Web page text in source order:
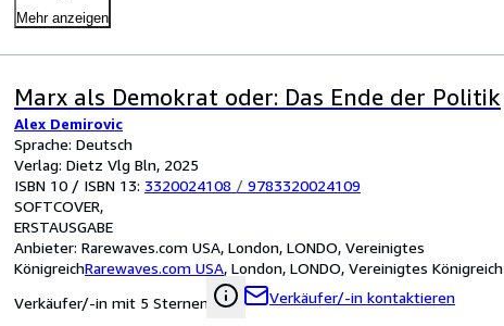
Mehr anzeigen
Marx als Demokrat oder: Das Ende der Politik
Alex Demirovic
Sprache: Deutsch
Verlag: Dietz Vlg Bln, 2025
ISBN 10 / ISBN 13: 3320024108 / 9783320024109
SOFTCOVER
ERSTAUSGABE
Anbieter: Rarewaves.com USA, London, LONDO, Vereinigtes
KönigreichRarewaves.com USA, London, LONDO, Vereinigtes Königreich
Verkäufer/-in mit 5 Sternen
Verkäufer/-in kontaktieren